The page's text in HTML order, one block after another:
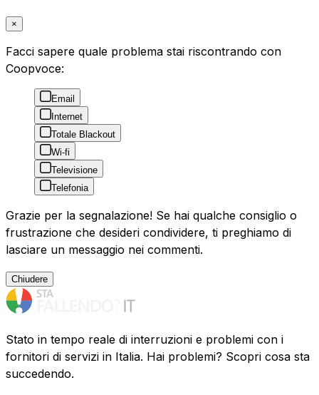
×
Facci sapere quale problema stai riscontrando con
Coopvoce:
Email
Internet
Totale Blackout
Wi-fi
Televisione
Telefonia
Grazie per la segnalazione! Se hai qualche consiglio o
frustrazione che desideri condividere, ti preghiamo di
lasciare un messaggio nei commenti.
Chiudere
Stato in tempo reale di interruzioni e problemi con i
fornitori di servizi in Italia. Hai problemi? Scopri cosa sta
succedendo.